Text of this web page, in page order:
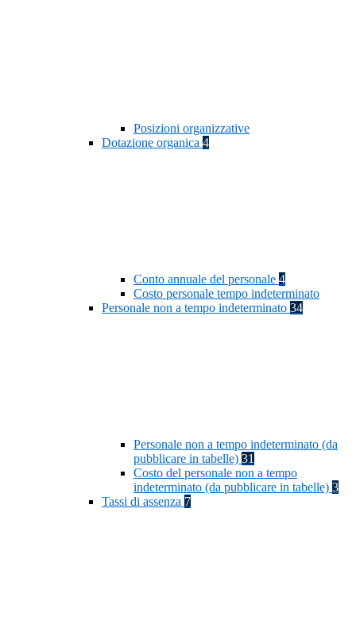
Posizioni organizzative
Dotazione organica 4
Conto annuale del personale 4
Costo personale tempo indeterminato
Personale non a tempo indeterminato 34
Personale non a tempo indeterminato (da
pubblicare in tabelle) 31
Costo del personale non a tempo
indeterminato (da pubblicare in tabelle) 3
Tassi di assenza 7